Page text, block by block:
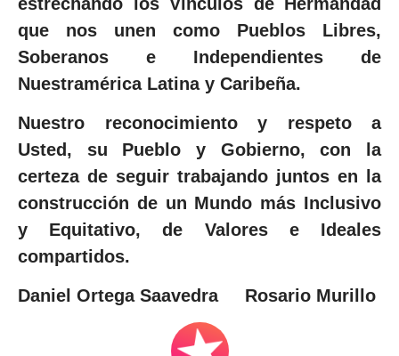
que nos unen como Pueblos Libres,
Soberanos e Independientes de
Nuestramérica Latina y Caribeña.
Nuestro reconocimiento y respeto a
Usted, su Pueblo y Gobierno, con la
certeza de seguir trabajando juntos en la
construcción de un Mundo más Inclusivo
y Equitativo, de Valores e Ideales
compartidos.
Daniel Ortega Saavedra Rosario Murillo